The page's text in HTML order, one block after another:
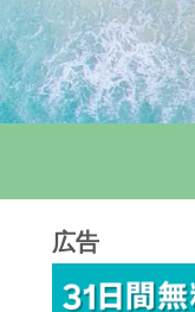
広告